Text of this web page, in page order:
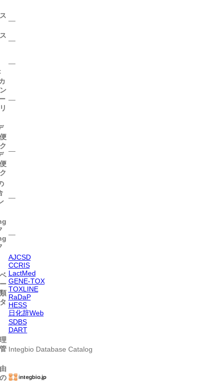
―
―
―
―
―
―
―
AJCSD
CCRIS
LactMed
GENE-TOX
TOXLINE
RaDaP
HESS
日化辞Web
SDBS
DART
Integbio Database Catalog